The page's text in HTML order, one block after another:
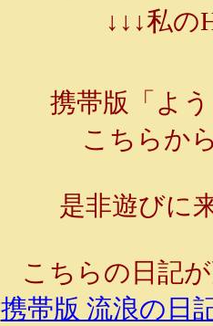
↓↓↓私の
携帯版「よ
こちらか
是非遊びに
こちらの日記
携帯版 流浪の日